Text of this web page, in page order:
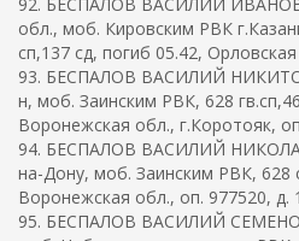
обл., моб. Кировским РВК
сп,137 сд, погиб 05.42,
93. БЕСПАЛОВ ВАСИЛИЙ
н, моб. Заинским РВК, 628
Воронежская обл., г.Коротояк,
94. БЕСПАЛОВ ВАСИЛИЙ
на-Дону, моб. Заинским РВК, 628
Воронежская обл., оп. 977520, д.
95. БЕСПАЛОВ ВАСИЛИЙ